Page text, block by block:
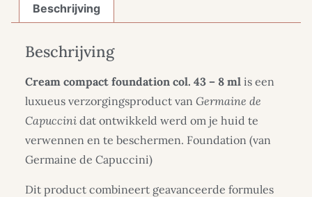
Beschrijving
Beschrijving
Cream compact foundation col. 43 – 8 ml is een
luxueus verzorgingsproduct van Germaine de
Capuccini dat ontwikkeld werd om je huid te
verwennen en te beschermen. Foundation (van
Germaine de Capuccini)
Dit product combineert geavanceerde formules